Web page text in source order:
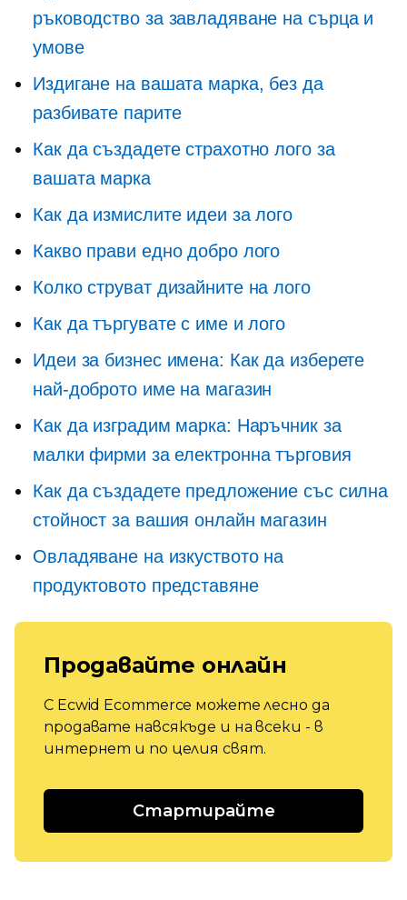
ръководство за завладяване на сърца и
умове
Издигане на вашата марка, без да
разбивате парите
Как да създадете страхотно лого за
вашата марка
Как да измислите идеи за лого
Какво прави едно добро лого
Колко струват дизайните на лого
Как да търгувате с име и лого
Идеи за бизнес имена: Как да изберете
най-доброто име на магазин
Как да изградим марка: Наръчник за
малки фирми за електронна търговия
Как да създадете предложение със силна
стойност за вашия онлайн магазин
Овладяване на изкуството на
продуктовото представяне
Продавайте онлайн
С Ecwid Ecommerce можете лесно да
продавате навсякъде и на всеки - в
интернет и по целия свят.
Стартирайте